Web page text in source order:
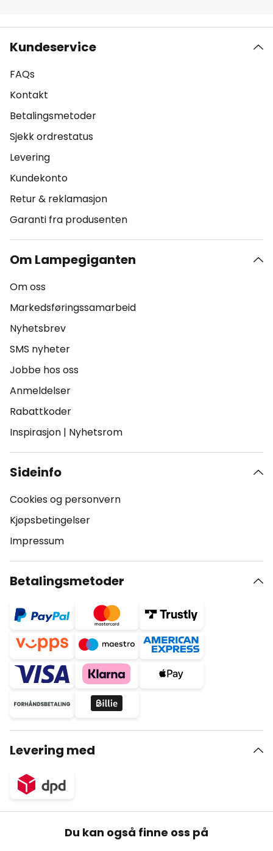
Kundeservice
FAQs
Kontakt
Betalingsmetoder
Sjekk ordrestatus
Levering
Kundekonto
Retur & reklamasjon
Garanti fra produsenten
Om Lampegiganten
Om oss
Markedsføringssamarbeid
Nyhetsbrev
SMS nyheter
Jobbe hos oss
Anmeldelser
Rabattkoder
Inspirasjon | Nyhetsrom
Sideinfo
Cookies og personvern
Kjøpsbetingelser
Impressum
Betalingsmetoder
Levering med
Du kan også finne oss på